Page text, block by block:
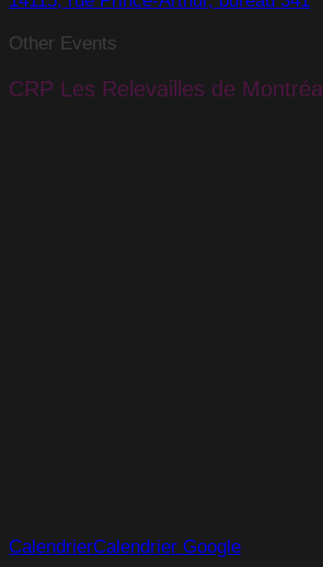
Other Events
CRP Les Relevailles de Montréal
CalendrierCalendrier Google